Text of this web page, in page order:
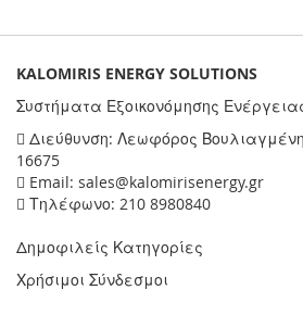
KALOMIRIS ENERGY SOLUTIONS
Συστήματα Εξοικονόμησης
Διεύθυνση: Λεωφόρος
16675
Email: sales@kalomirisenergy.gr
Τηλέφωνο: 210 8980840
Δημοφιλείς Κατηγορίες
Χρήσιμοι Σύνδεσμοι